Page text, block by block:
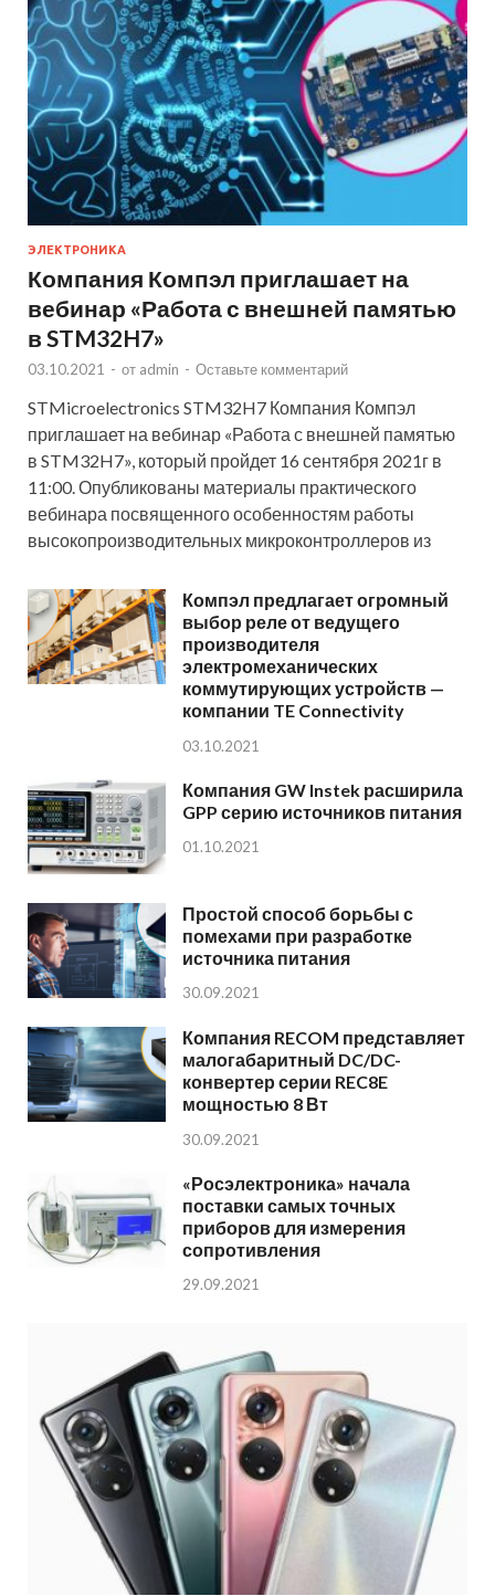
ЭЛЕКТРОНИКА
Компания Компэл приглашает на
вебинар «Работа с внешней памятью
в STM32H7»
03.10.2021 - от admin - Оставьте комментарий
STMicroelectronics STM32H7 Компания Компэл
приглашает на вебинар «Работа с внешней памятью
в STM32H7», который пройдет 16 сентября 2021г в
11:00. Опубликованы материалы практического
вебинара посвященного особенностям работы
высокопроизводительных микроконтроллеров из
Компэл предлагает огромный
выбор реле от ведущего
производителя
электромеханических
коммутирующих устройств —
компании TE Connectivity
03.10.2021
Компания GW Instek расширила
GPP серию источников питания
01.10.2021
Простой способ борьбы с
помехами при разработке
источника питания
30.09.2021
Компания RECOM представляет
малогабаритный DC/DC-
конвертер серии REC8E
мощностью 8 Вт
30.09.2021
«Росэлектроника» начала
поставки самых точных
приборов для измерения
сопротивления
29.09.2021